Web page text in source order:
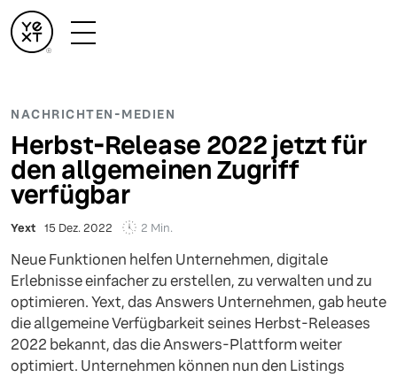
NACHRICHTEN-MEDIEN
Herbst-Release 2022 jetzt für
den allgemeinen Zugriff
verfügbar
Yext 15 Dez. 2022 2 Min.
Neue Funktionen helfen Unternehmen, digitale
Erlebnisse einfacher zu erstellen, zu verwalten und zu
optimieren. Yext, das Answers Unternehmen, gab heute
die allgemeine Verfügbarkeit seines Herbst-Releases
2022 bekannt, das die Answers-Plattform weiter
optimiert. Unternehmen können nun den Listings